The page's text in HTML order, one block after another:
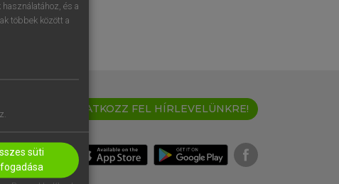
IRATKOZZ FEL HÍRLEVELÜNKRE!
és a
többek között a
süti